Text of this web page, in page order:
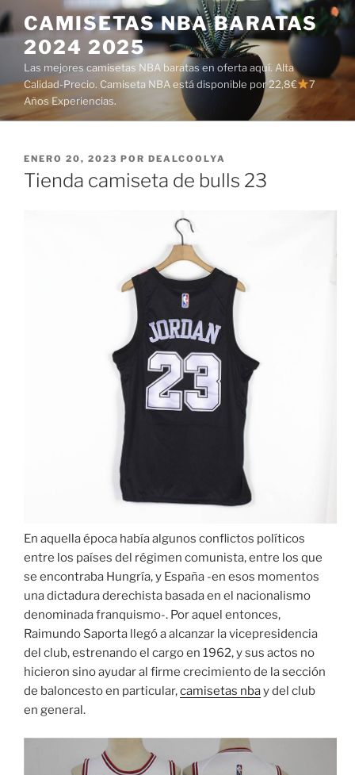
Saltar
al
contenido
CAMISETAS NBA BARATAS
2024 2025
Las mejores camisetas NBA baratas en oferta aquí. Alta
Calidad-Precio. Camiseta NBA está disponible por 22,8€
7
Años Experiencias.
PUBLICADO
EL
ENERO 20, 2023 POR DEALCOOLYA
Tienda camiseta de bulls 23
En aquella época había algunos conflictos políticos
entre los países del régimen comunista, entre los que
se encontraba Hungría, y España -en esos momentos
una dictadura derechista basada en el nacionalismo
denominada franquismo-. Por aquel entonces,
Raimundo Saporta llegó a alcanzar la vicepresidencia
del club, estrenando el cargo en 1962, y sus actos no
hicieron sino ayudar al firme crecimiento de la sección
de baloncesto en particular,camisetas nbay del club
en general.